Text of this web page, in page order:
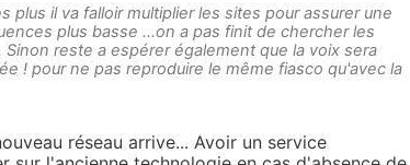
plus il va falloir multiplier les sites pour assurer une
plus basse ...on a pas finit de chercher les
reste a espérer également que la voix sera
! pour ne pas reproduire le même fiasco qu'avec la
réseau arrive... Avoir un service